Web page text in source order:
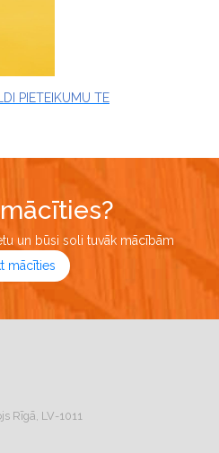
PIETEIKUMU TE
un būsi soli tuvāk mācībām
mācīties
Rīgā, LV-1011